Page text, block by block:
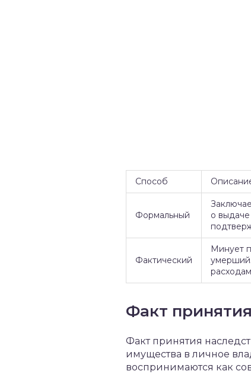
Способ
Формальный
о
Фактический
Минует
Факт
Факт принятия
имущества в личное
воспринимаются как